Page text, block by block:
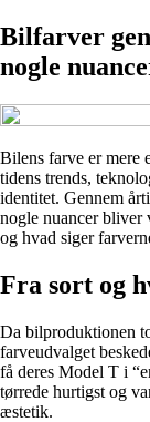
Bilfarver
nogle
Bilens farve er mere
tidens trends,
identitet. Gennem
nogle nuancer bliver
og hvad siger
Fra sort og
Da bilproduktionen
farveudvalget
få deres Model T i
tørrede hurtigst og
æstetik.